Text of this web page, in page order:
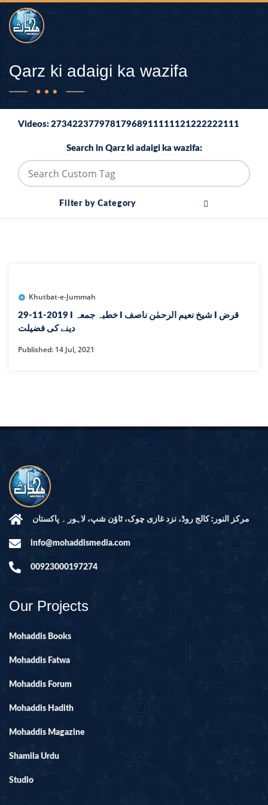
Qarz ki adaigi ka wazifa
Videos: 27342237797817968911111121222222111
Search in Qarz ki adaigi ka wazifa:
Filter by Category
Khutbat-e-Jummah
29-11-2019 I خطبہ جمعہ I شیخ نعیم الرحمٰن ناصف I قرض
دینے کی فضیلت
Published: 14 Jul, 2021
مرکز النور: کالج روڈ، نزد غازی چوک، ٹاؤن شپ، لاہور ۔ پاکستان
info@mohaddismedia.com
00923000197274
Our Projects
Mohaddis Books
Mohaddis Fatwa
Mohaddis Forum
Mohaddis Hadith
Mohaddis Magazine
Shamila Urdu
Studio